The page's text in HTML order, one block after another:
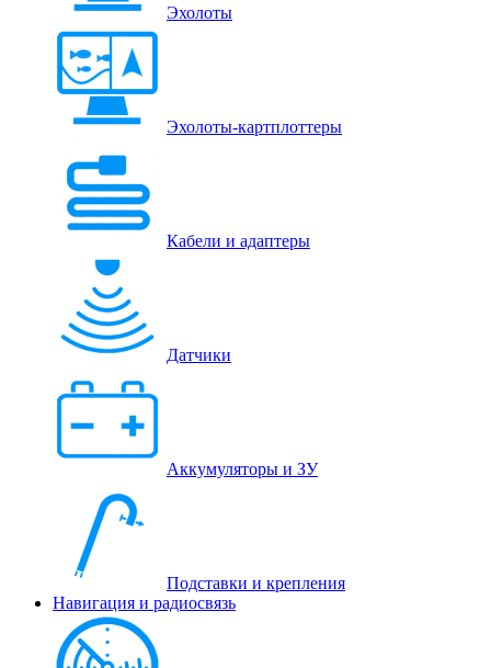
Эхолоты
Эхолоты-картплоттеры
Кабели и адаптеры
Датчики
Аккумуляторы и ЗУ
Подставки и крепления
Навигация и радиосвязь